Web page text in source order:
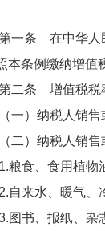
条 在中华人民
本条例缴纳增值
条 增值税税
）纳税人销售或
）纳税人销售或
食、食用植物
水、暖气、冷
书、报纸、杂